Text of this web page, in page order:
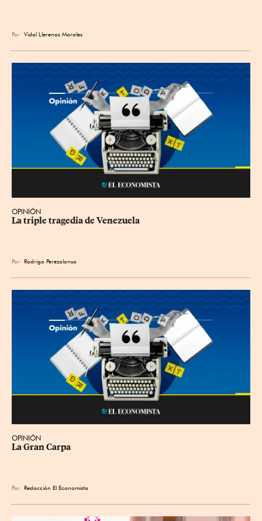
Por Vidal Llerenas Morales
OPINIÓN
La triple tragedia de Venezuela
Por Rodrigo Perezalonso
OPINIÓN
La Gran Carpa
Por Redacción El Economista